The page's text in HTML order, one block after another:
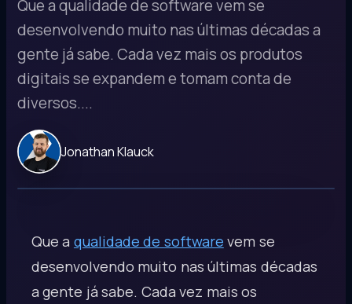
Que a qualidade de software vem se
desenvolvendo muito nas últimas décadas a
gente já sabe. Cada vez mais os produtos
digitais se expandem e tomam conta de
diversos....
Jonathan Klauck
Que a qualidade de software vem se
desenvolvendo muito nas últimas décadas
a gente já sabe. Cada vez mais os